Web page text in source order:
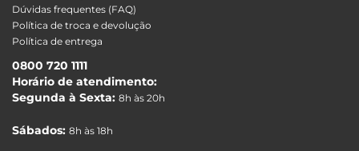
Dúvidas frequentes (FAQ)
Política de troca e devolução
Política de entrega
0800 720 1111
Horário de atendimento:
Segunda à Sexta: 8h às 20h
Sábados: 8h às 18h